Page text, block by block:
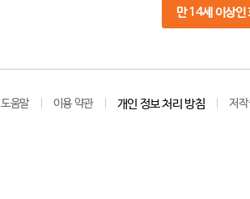
만 14세 이상인
도움말 이용 약관 개인 정보 처리 방침 저